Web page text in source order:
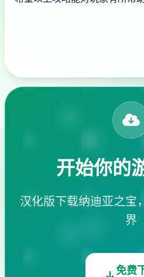
开始你的
汉化版下载纳迪亚之宝
界
免费